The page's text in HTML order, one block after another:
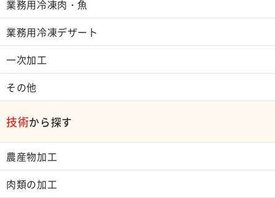
業務用冷凍肉・魚
業務用冷凍デザート
一次加工
その他
技術から探す
農産物加工
肉類の加工